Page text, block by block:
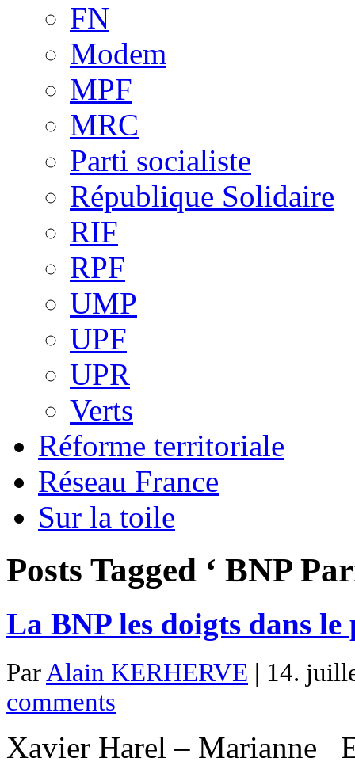
FN
Modem
MPF
MRC
Parti socialiste
République Solidaire
RIF
RPF
UMP
UPF
UPR
Verts
Réforme territoriale
Réseau France
Sur la toile
Posts Tagged ‘ BNP
La BNP les doigts dans
ParAlain KERHERVE | 14.
comments
Xavier Harel – Marianne